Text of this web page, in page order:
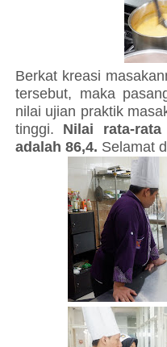
Berkat kreasi
tersebut, maka
nilai ujian praktik
tinggi. Nilai rata-
adalah 86,4. Selamat